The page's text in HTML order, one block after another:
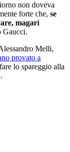
non doveva
forte che, se
magari
Gaucci.
Melli,
provato a
lo spareggio alla